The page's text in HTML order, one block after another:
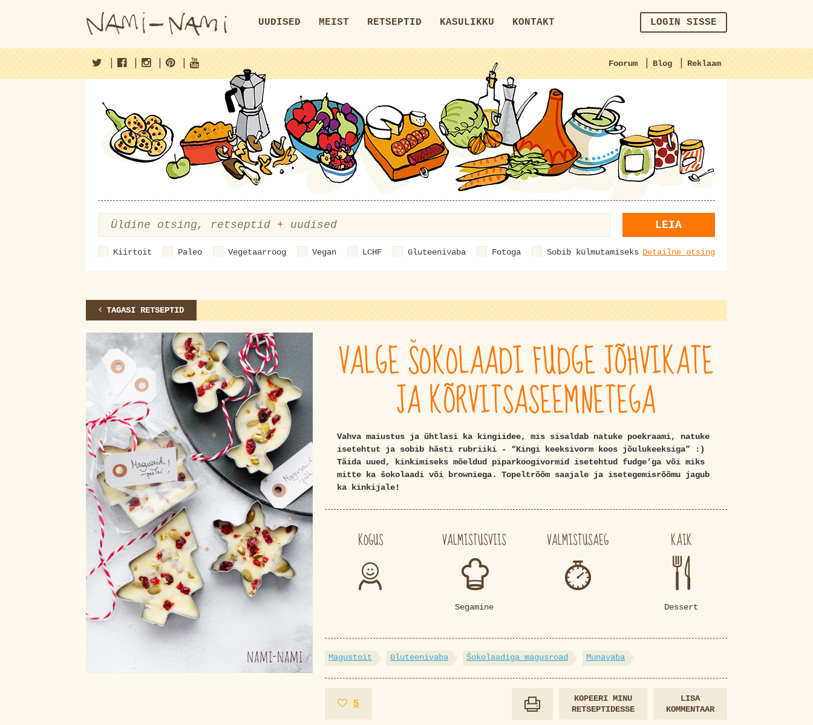
UUDISED MEIST RETSEPTID KASULIKKU KONTAKT LOGIN SISSE
Foorum | Blog | Reklaam
| | | |
LEIA
Kiirtoit Paleo Vegetaarroog Vegan LCHF Gluteenivaba Fotoga Sobib külmutamiseks Detailne otsing
TAGASI RETSEPTID
VALGE ŠOKOLAADI FUDGE JÕHVIKATE
JA KÕRVITSASEEMNETEGA
Vahva maiustus ja ühtlasi ka kingiidee, mis sisaldab natuke poekraami, natuke
isetehtut ja sobib hästi rubriiki - “Kingi keeksivorm koos jõulukeeksiga” :)
Täida uued, kinkimiseks mõeldud piparkoogivormid isetehtud fudge’ga või miks
mitte ka šokolaadi või browniega. Topeltrõõm saajale ja isetegemisrõõmu jagub
ka kinkijale!
KOGUS VALMISTUSVIIS
Segamine
VALMISTUSAEG KÄIK
Dessert
Magustoit Gluteenivaba Šokolaadiga magusroad Munavaba
5
LISA
KOMMENTAAR
KOPEERI MINU
RETSEPTIDESSE